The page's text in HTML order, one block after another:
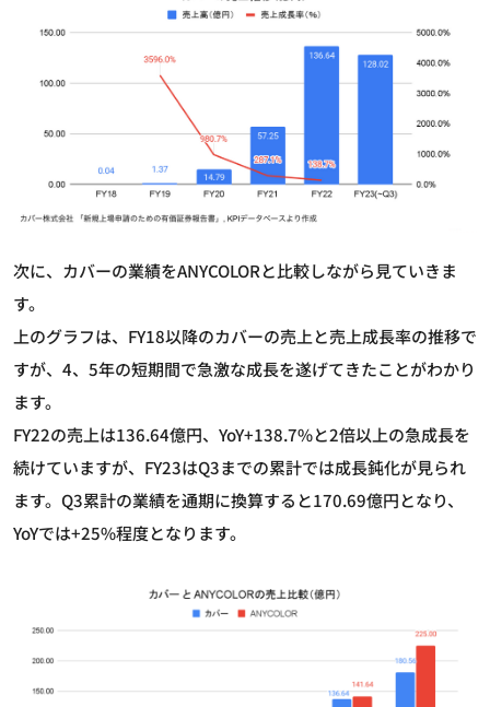
次に、カバーの業績をANYCOLORと比較しながら見ていきま
す。
上のグラフは、FY18以降のカバーの売上と売上成長率の推移で
すが、4、5年の短期間で急激な成長を遂げてきたことがわかり
ます。
FY22の売上は136.64億円、YoY+138.7%と2倍以上の急成長を
続けていますが、FY23はQ3までの累計では成長鈍化が見られ
ます。Q3累計の業績を通期に換算すると170.69億円となり、
YoYでは+25%程度となります。